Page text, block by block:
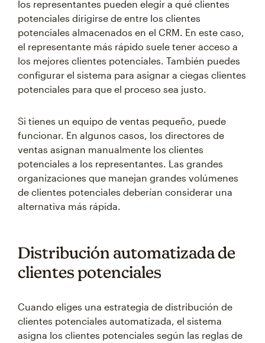
los representantes pueden elegir a qué clientes
potenciales dirigirse de entre los clientes
potenciales almacenados en el CRM. En este caso,
el representante más rápido suele tener acceso a
los mejores clientes potenciales. También puedes
configurar el sistema para asignar a ciegas clientes
potenciales para que el proceso sea justo.
Si tienes un equipo de ventas pequeño, puede
funcionar. En algunos casos, los directores de
ventas asignan manualmente los clientes
potenciales a los representantes. Las grandes
organizaciones que manejan grandes volúmenes
de clientes potenciales deberían considerar una
alternativa más rápida.
Distribución automatizada de
clientes potenciales
Cuando eliges una estrategia de distribución de
clientes potenciales automatizada, el sistema
asigna los clientes potenciales según las reglas de